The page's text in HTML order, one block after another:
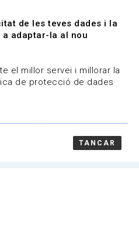
de les teves dades i la
adaptar-la al nou
el millor servei i millorar la
de protecció de dades
TANCAR